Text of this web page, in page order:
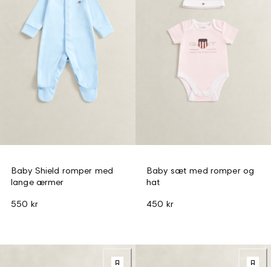
Baby Shield romper med
lange ærmer
550 kr
Baby sæt med romper og
hat
450 kr